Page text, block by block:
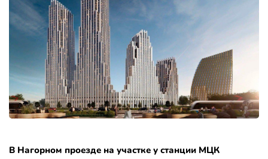
В Нагорном проезде на участке у станции МЦК